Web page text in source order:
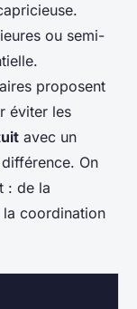
ou semi-
proposent
éviter les
avec un
On
: de la
la coordination